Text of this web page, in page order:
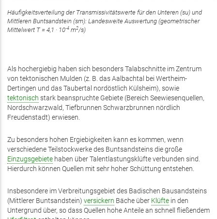
Häufigkeitsverteilung der Transmissivitätswerte für den Unteren (su) und
Mittleren Buntsandstein (sm): Landesweite Auswertung (geometrischer
Mittelwert T = 4,1 · 10‑4 m2/s)
Als hochergiebig haben sich besonders Talabschnitte im Zentrum
von tektonischen Mulden (z. B. das Aalbachtal bei Wertheim-
Dertingen und das Taubertal nordöstlich Külsheim), sowie
tektonisch stark beanspruchte Gebiete (Bereich Seewiesenquellen,
Nordschwarzwald, Tiefbrunnen Schwarzbrunnen nördlich
Freudenstadt) erwiesen.
Zu besonders hohen Ergiebigkeiten kann es kommen, wenn
verschiedene Teilstockwerke des Buntsandsteins die große
Einzugsgebiete haben über Talentlastungsklüfte verbunden sind.
Hierdurch können Quellen mit sehr hoher Schüttung entstehen.
Insbesondere im Verbreitungsgebiet des Badischen Bausandsteins
(Mittlerer Buntsandstein) versickern Bäche über Klüfte in den
Untergrund über, so dass Quellen hohe Anteile an schnell fließendem